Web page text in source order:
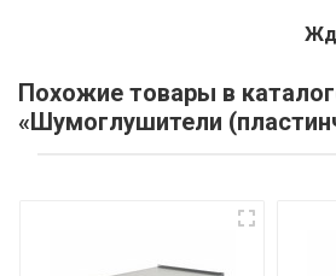
Похожие товары в
«Шумоглушители